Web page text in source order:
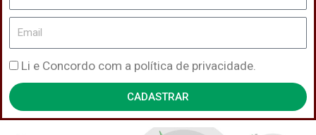
Email
Política
de
Privacidade
Li e Concordo com a política de privacidade.
CADASTRAR